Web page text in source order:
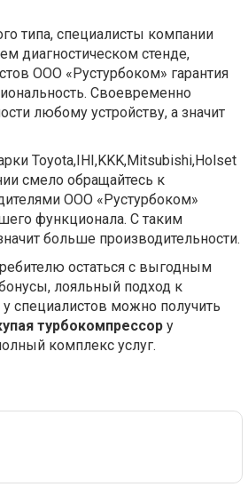
типа, специалисты компании
диагностическом стенде,
ООО «Рустурбоком» гарантия
Своевременно
любому устройству, а значит
Toyota,IHI,KKK,Mitsubishi,Holset
смело обращайтесь к
ООО «Рустурбоком»
функционала. С таким
больше производительности.
остаться с выгодным
лояльный подход к
у специалистов можно получить
турбокомпрессор у
комплекс услуг.